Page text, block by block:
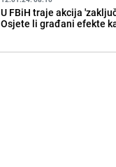
U FBiH traje akcija
Osjete li građani efekte